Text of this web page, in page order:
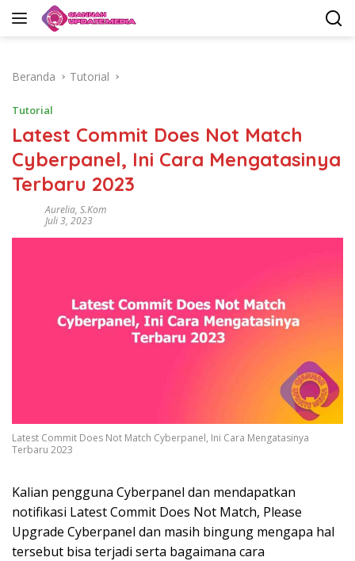
Langsung
Beranda Tutorial
Tutorial
Latest Commit Does Not Match
Cyberpanel, Ini Cara Mengatasinya
Terbaru 2023
Aurelia, S.Kom
Juli 3, 2023
Latest Commit Does Not Match Cyberpanel, Ini Cara Mengatasinya
Terbaru 2023
Kalian pengguna Cyberpanel dan mendapatkan
notifikasi Latest Commit Does Not Match, Please
Upgrade Cyberpanel dan masih bingung mengapa hal
tersebut bisa terjadi serta bagaimana cara